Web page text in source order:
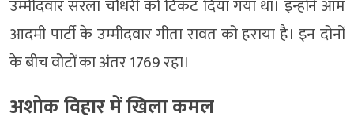
उम्मीदवार सरला चौधरी को टिकट दिया गया था। इन्होंने आम
आदमी पार्टी के उम्मीदवार गीता रावत को हराया है। इन दोनों
के बीच वोटों का अंतर 1769 रहा।
अशोक विहार में खिला कमल